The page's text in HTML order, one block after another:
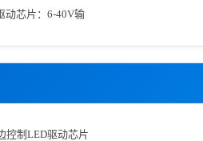
动芯片：6-40V输
控制LED驱动芯片